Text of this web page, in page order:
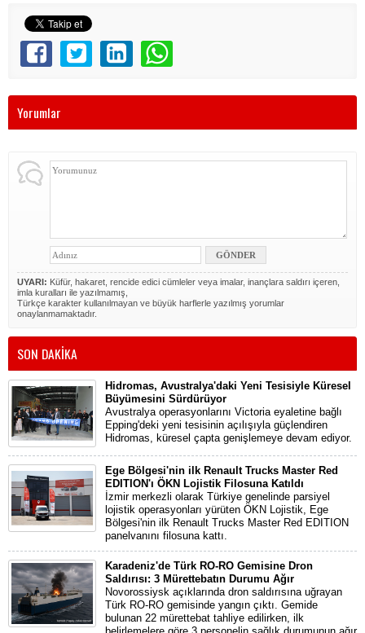
Yorumlar
UYARI: Küfür, hakaret, rencide edici cümleler veya imalar, inançlara saldırı içeren,
imla kuralları ile yazılmamış,
Türkçe karakter kullanılmayan ve büyük harflerle yazılmış yorumlar
onaylanmamaktadır.
SON DAKİKA
Hidromas, Avustralya'daki Yeni Tesisiyle Küresel
Büyümesini Sürdürüyor
Avustralya operasyonlarını Victoria eyaletine bağlı
Epping'deki yeni tesisinin açılışıyla güçlendiren
Hidromas, küresel çapta genişlemeye devam ediyor.
Ege Bölgesi'nin ilk Renault Trucks Master Red
EDITION'ı ÖKN Lojistik Filosuna Katıldı
İzmir merkezli olarak Türkiye genelinde parsiyel
lojistik operasyonları yürüten ÖKN Lojistik, Ege
Bölgesi'nin ilk Renault Trucks Master Red EDITION
panelvanını filosuna kattı.
Karadeniz'de Türk RO-RO Gemisine Dron
Saldırısı: 3 Mürettebatın Durumu Ağır
Novorossiysk açıklarında dron saldırısına uğrayan
Türk RO-RO gemisinde yangın çıktı. Gemide
bulunan 22 mürettebat tahliye edilirken, ilk